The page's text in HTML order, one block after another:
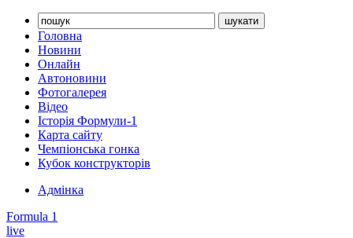
Головна
Новини
Онлайн
Автоновини
Фотогалерея
Відео
Історія Формули-1
Карта сайту
Чемпіонська гонка
Кубок конструкторів
Адмінка
Formula 1
live